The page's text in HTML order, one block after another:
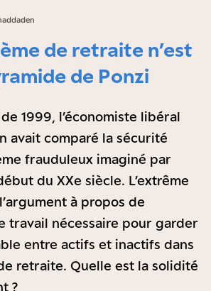
de retraite n’est
de Ponzi
1999, l’économiste libéral
avait comparé la sécurité
frauduleux imaginé par
du XXe siècle. L’extrême
à propos de
travail nécessaire pour garder
entre actifs et inactifs dans
retraite. Quelle est la solidité
?